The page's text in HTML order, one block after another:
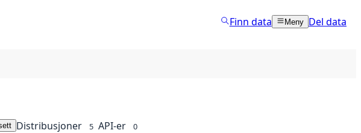
Finn data Meny Del data
Distribusjoner 5 API-er 0